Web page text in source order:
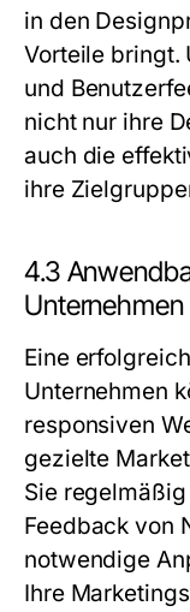
in den
Vorteile bringt.
und
nicht nur ihre
auch die
ihre
4.3
Unternehmen
Eine
Unternehmen
responsiven
gezielte
Sie
Feedback von
notwendige
Ihre